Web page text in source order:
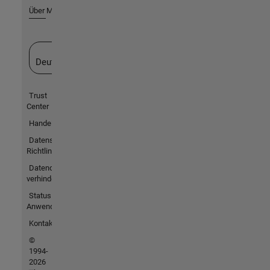
Über MathWorks
Deutschland
Trust
Center
Handelsmarken
Datenschutz-
Richtlinien
Datendiebstahl
verhindern
Status von
Anwendungen
Kontakt
©
1994-
2026